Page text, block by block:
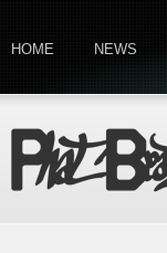
HOME NEWS